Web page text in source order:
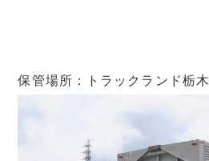
保管場所：トラックランド栃木